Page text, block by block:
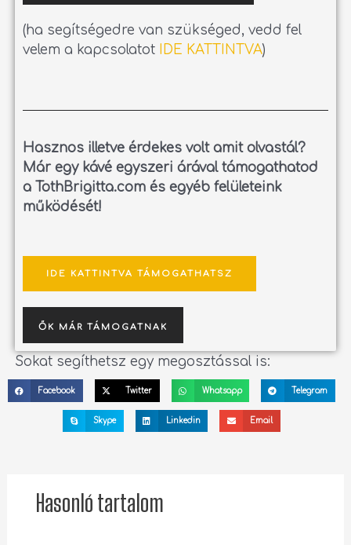
(ha segítségedre van szükséged, vedd fel
velem a kapcsolatot
IDE KATTINTVA)
Hasznos illetve érdekes volt amit olvastál?
Már egy kávé egyszeri árával támogathatod
a TothBrigitta.com és egyéb felületeink
működését!
IDE KATTINTVA TÁMOGATHATSZ
ŐK MÁR TÁMOGATNAK
Sokat segíthetsz egy megosztással is:
Facebook Twitter Whatsapp Telegram
Skype Linkedin Email
Hasonló tartalom